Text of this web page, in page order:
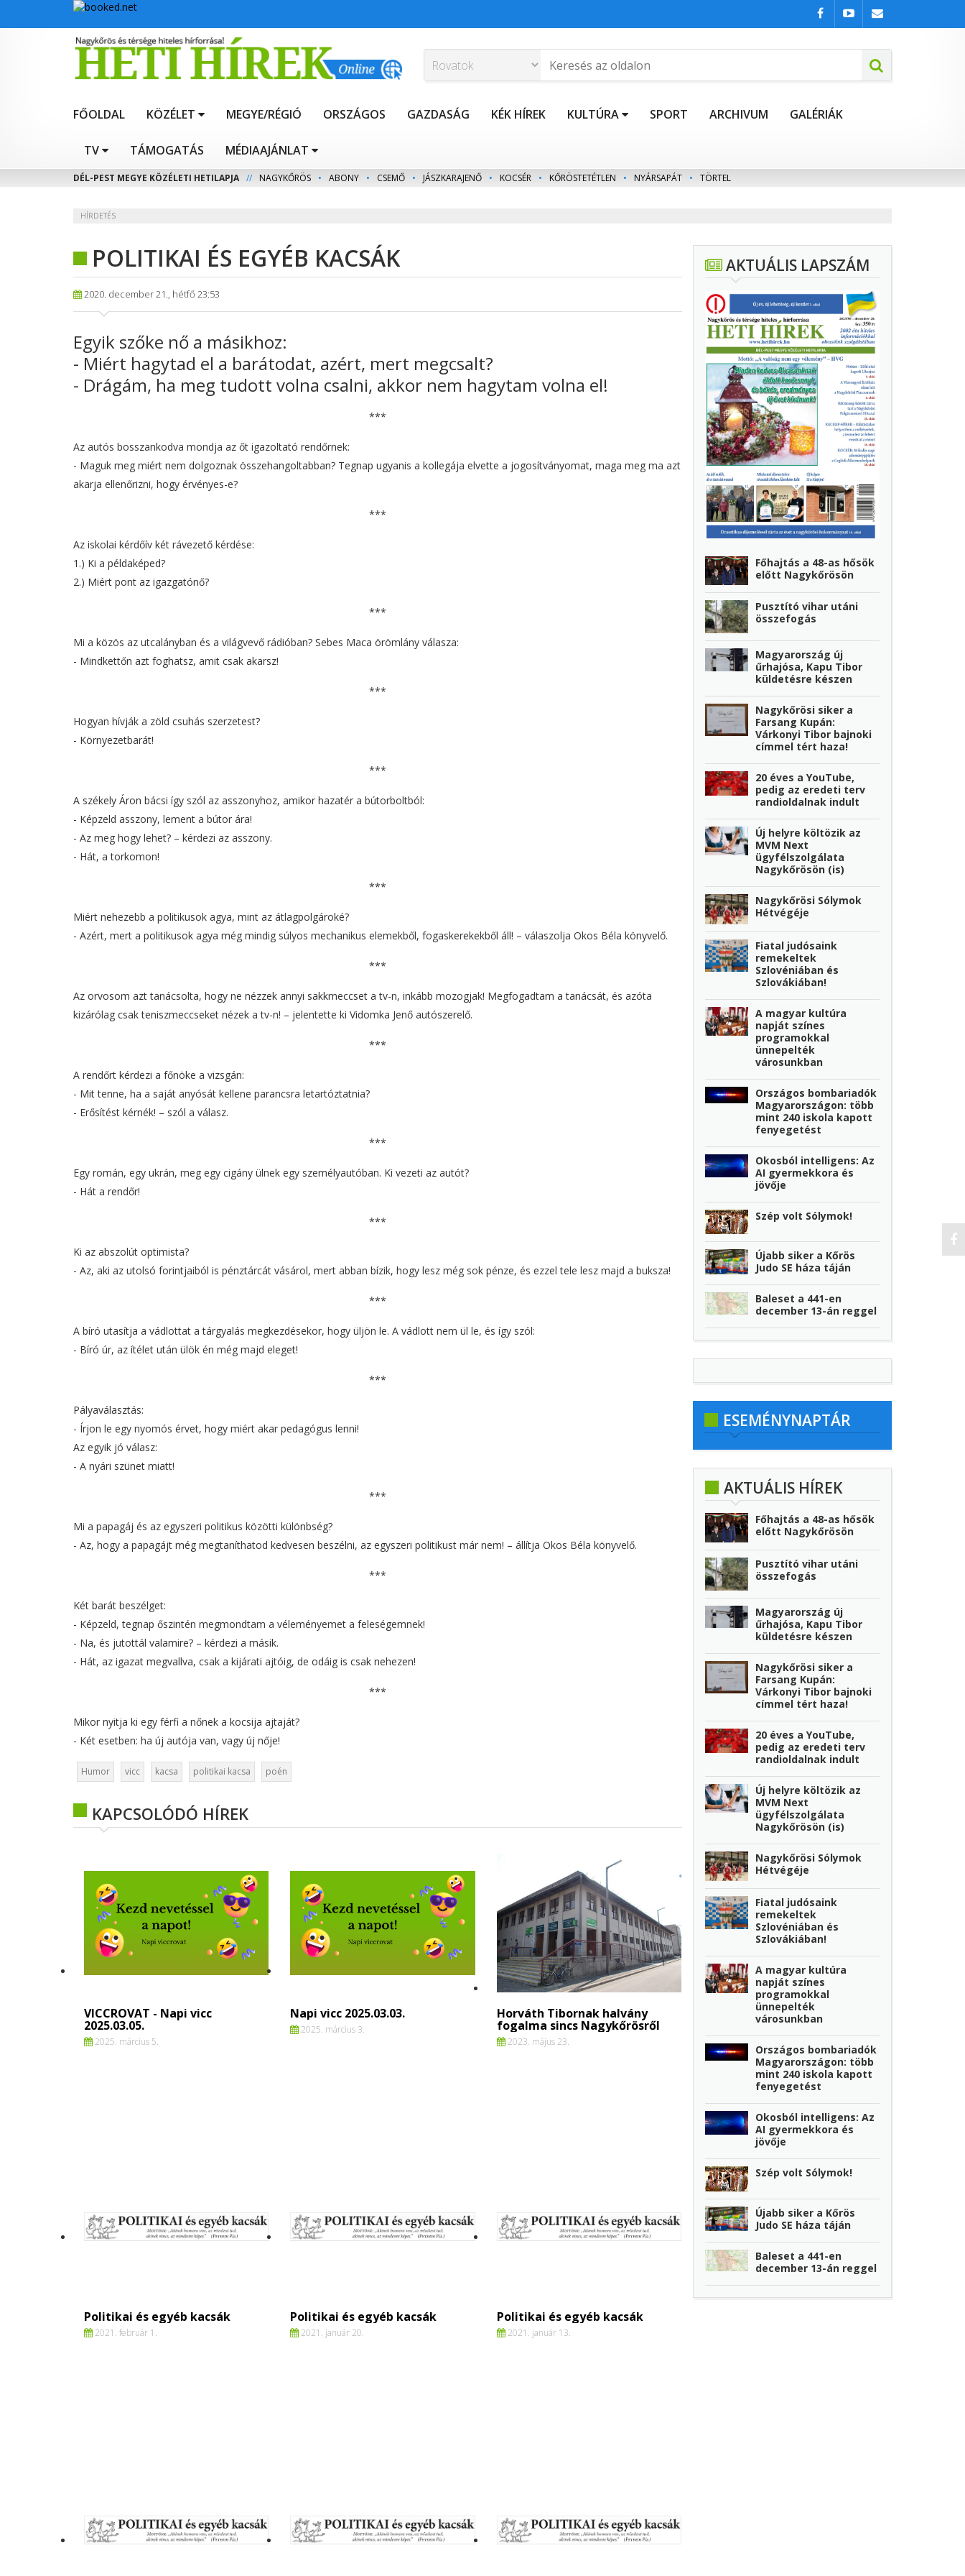
FŐOLDAL KÖZÉLET MEGYE/RÉGIÓ ORSZÁGOS GAZDASÁG KÉK HÍREK KULTÚRA SPORT ARCHIVUM GALÉRIÁK
TV TÁMOGATÁS MÉDIAAJÁNLAT
DÉL-PEST MEGYE KÖZÉLETI HETILAPJA // NAGYKŐRÖS • ABONY • CSEMŐ • JÁSZKARAJENŐ • KOCSÉR • KŐRÖSTETÉTLEN • NYÁRSAPÁT • TÖRTEL
HÍRDETÉS
POLITIKAI ÉS EGYÉB KACSÁK
2020. december 21., hétfő 23:53
Egyik szőke nő a másikhoz:
- Miért hagytad el a barátodat, azért, mert megcsalt?
- Drágám, ha meg tudott volna csalni, akkor nem hagytam volna el!
***
Az autós bosszankodva mondja az őt igazoltató rendőrnek:
- Maguk meg miért nem dolgoznak összehangoltabban? Tegnap ugyanis a kollegája elvette a jogosítványomat, maga meg ma azt
akarja ellenőrizni, hogy érvényes-e?
***
Az iskolai kérdőív két rávezető kérdése:
1.) Ki a példaképed?
2.) Miért pont az igazgatónő?
***
Mi a közös az utcalányban és a világvevő rádióban? Sebes Maca örömlány válasza:
- Mindkettőn azt foghatsz, amit csak akarsz!
***
Hogyan hívják a zöld csuhás szerzetest?
- Környezetbarát!
***
A székely Áron bácsi így szól az asszonyhoz, amikor hazatér a bútorboltból:
- Képzeld asszony, lement a bútor ára!
- Az meg hogy lehet? – kérdezi az asszony.
- Hát, a torkomon!
***
Miért nehezebb a politikusok agya, mint az átlagpolgároké?
- Azért, mert a politikusok agya még mindig súlyos mechanikus elemekből, fogaskerekekből áll! – válaszolja Okos Béla könyvelő.
***
Az orvosom azt tanácsolta, hogy ne nézzek annyi sakkmeccset a tv-n, inkább mozogjak! Megfogadtam a tanácsát, és azóta
kizárólag csak teniszmeccseket nézek a tv-n! – jelentette ki Vidomka Jenő autószerelő.
***
A rendőrt kérdezi a főnöke a vizsgán:
- Mit tenne, ha a saját anyósát kellene parancsra letartóztatnia?
- Erősítést kérnék! – szól a válasz.
***
Egy román, egy ukrán, meg egy cigány ülnek egy személyautóban. Ki vezeti az autót?
- Hát a rendőr!
***
Ki az abszolút optimista?
- Az, aki az utolsó forintjaiból is pénztárcát vásárol, mert abban bízik, hogy lesz még sok pénze, és ezzel tele lesz majd a buksza!
***
A bíró utasítja a vádlottat a tárgyalás megkezdésekor, hogy üljön le. A vádlott nem ül le, és így szól:
- Bíró úr, az ítélet után ülök én még majd eleget!
***
Pályaválasztás:
- Írjon le egy nyomós érvet, hogy miért akar pedagógus lenni!
Az egyik jó válasz:
- A nyári szünet miatt!
***
Mi a papagáj és az egyszeri politikus közötti különbség?
- Az, hogy a papagájt még megtaníthatod kedvesen beszélni, az egyszeri politikust már nem! – állítja Okos Béla könyvelő.
***
Két barát beszélget:
- Képzeld, tegnap őszintén megmondtam a véleményemet a feleségemnek!
- Na, és jutottál valamire? – kérdezi a másik.
- Hát, az igazat megvallva, csak a kijárati ajtóig, de odáig is csak nehezen!
***
Mikor nyitja ki egy férfi a nőnek a kocsija ajtaját?
- Két esetben: ha új autója van, vagy új nője!
Humor vicc kacsa politikai kacsa poén
KAPCSOLÓDÓ HÍREK
VICCROVAT - Napi vicc
2025.03.05.
2025. március 5.
Napi vicc 2025.03.03.
2025. március 3.
Horváth Tibornak halvány
fogalma sincs Nagykőrösről
2023. május 23.
Politikai és egyéb kacsák
2021. február 1.
Politikai és egyéb kacsák
2021. január 20.
Politikai és egyéb kacsák
2021. január 13.
AKTUÁLIS LAPSZÁM
Főhajtás a 48-as hősök
előtt Nagykőrösön
Pusztító vihar utáni
összefogás
Magyarország új
űrhajósa, Kapu Tibor
küldetésre készen
Nagykőrösi siker a
Farsang Kupán:
Várkonyi Tibor bajnoki
címmel tért haza!
20 éves a YouTube,
pedig az eredeti terv
randioldalnak indult
Új helyre költözik az
MVM Next
ügyfélszolgálata
Nagykőrösön (is)
Nagykőrösi Sólymok
Hétvégéje
Fiatal judósaink
remekeltek
Szlovéniában és
Szlovákiában!
A magyar kultúra
napját színes
programokkal
ünnepelték
városunkban
Országos bombariadók
Magyarországon: több
mint 240 iskola kapott
fenyegetést
Okosból intelligens: Az
AI gyermekkora és
jövője
Szép volt Sólymok!
Újabb siker a Kőrös
Judo SE háza táján
Baleset a 441-en
december 13-án reggel
ESEMÉNYNAPTÁR
AKTUÁLIS HÍREK
Főhajtás a 48-as hősök
előtt Nagykőrösön
Pusztító vihar utáni
összefogás
Magyarország új
űrhajósa, Kapu Tibor
küldetésre készen
Nagykőrösi siker a
Farsang Kupán:
Várkonyi Tibor bajnoki
címmel tért haza!
20 éves a YouTube,
pedig az eredeti terv
randioldalnak indult
Új helyre költözik az
MVM Next
ügyfélszolgálata
Nagykőrösön (is)
Nagykőrösi Sólymok
Hétvégéje
Fiatal judósaink
remekeltek
Szlovéniában és
Szlovákiában!
A magyar kultúra
napját színes
programokkal
ünnepelték
városunkban
Országos bombariadók
Magyarországon: több
mint 240 iskola kapott
fenyegetést
Okosból intelligens: Az
AI gyermekkora és
jövője
Szép volt Sólymok!
Újabb siker a Kőrös
Judo SE háza táján
Baleset a 441-en
december 13-án reggel